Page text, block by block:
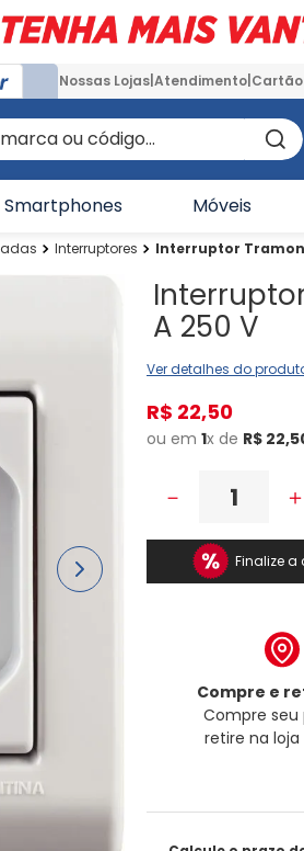
Nossas Lojas Atendimento
ou código...
Smartphones Móveis
Interruptores Interruptor
A 250 V
Ver detalhes do
R$ 22,50
ou em1x de R$ 22,
－
Finalize
Compre e
Compre seu
retire na